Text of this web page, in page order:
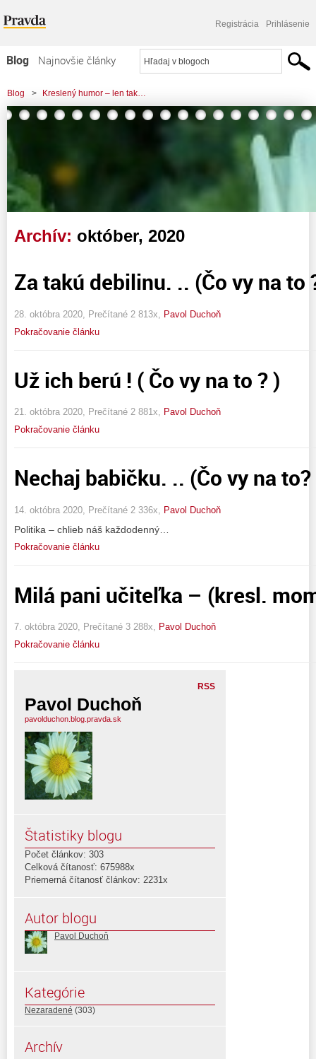
Registrácia Prihlásenie
Blog
Najnovšie články
Najčítanejšie články
Najkomentovanejšie články
Zoznam blogov
Komerčné blogy
Blog > Kreslený humor – len tak…
Archív: október, 2020
Za takú debilinu. .. (Čo vy na to
28. októbra 2020, Prečítané 2 813x, Pavol Duchoň
Pokračovanie článku
Už ich berú ! ( Čo vy na to ? )
21. októbra 2020, Prečítané 2 881x, Pavol Duchoň
Pokračovanie článku
Nechaj babičku. .. (Čo vy na to?
14. októbra 2020, Prečítané 2 336x, Pavol Duchoň
Politika – chlieb náš každodenný…
Pokračovanie článku
Milá pani učiteľka – (kresl.
7. októbra 2020, Prečítané 3 288x, Pavol Duchoň
Pokračovanie článku
RSS
Pavol Duchoň
pavolduchon.blog.pravda.sk
Štatistiky blogu
Počet článkov: 303
Celková čítanosť: 675988x
Priemerná čítanosť článkov: 2231x
Autor blogu
Pavol Duchoň
Kategórie
Nezaradené (303)
Archív